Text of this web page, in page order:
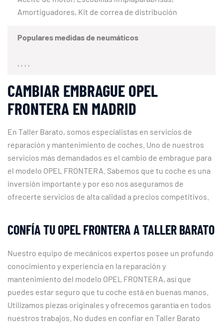
Amortiguadores, Kit de correa de distribución
Populares medidas de neumáticos
, , , ,
CAMBIAR EMBRAGUE OPEL
FRONTERA EN MADRID
En Taller Barato, somos especialistas en servicios de
reparación y mantenimiento de coches. Uno de nuestros
servicios más demandados es el cambio de embrague para
el modelo OPEL FRONTERA. Sabemos que tu coche es una
inversión importante y por eso nos aseguramos de
ofrecerte servicios de alta calidad a precios competitivos.
CONFÍA TU OPEL FRONTERA A TALLER BARATO
Nuestro equipo de mecánicos expertos posee un profundo
conocimiento y experiencia en la reparación y
mantenimiento del modelo OPEL FRONTERA, así que
puedes estar seguro que tu coche está en buenas manos.
Utilizamos piezas originales y ofrecemos garantía en todos
nuestros trabajos. No dudes en confiar en Taller Barato